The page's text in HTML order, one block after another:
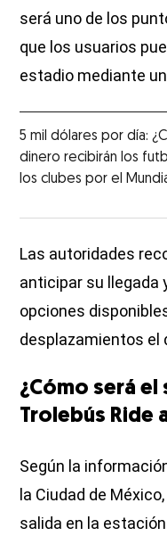
será uno de los
que los usuarios
estadio mediante un
5 mil dólares por día:
dinero recibirán los
los clubes por el
Las autoridades
anticipar su llegada
opciones
desplazamientos el
¿Cómo será
Trolebús Ride
Según la
la Ciudad de
salida en la estación